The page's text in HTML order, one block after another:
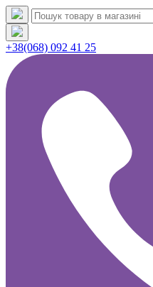
+38(068) 092 41 25